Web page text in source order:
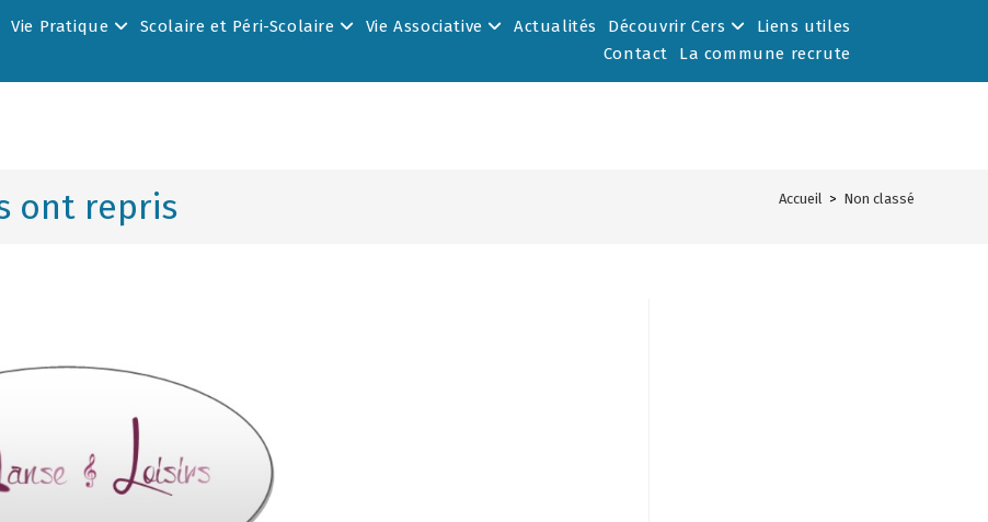
Vie Pratique Scolaire et Péri-Scolaire Vie Associative Actualités Découvrir Cers
Liens utiles
Contact
La commune recrute
ont repris Accueil > Non classé